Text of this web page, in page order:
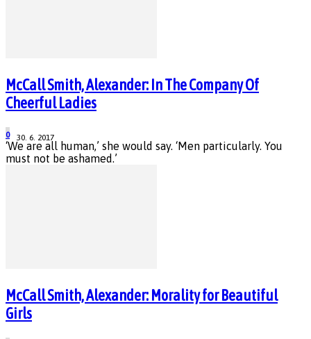
McCall Smith, Alexander: In The Company Of
Cheerful Ladies
30. 6. 2017
0
‘We are all human,’ she would say. ‘Men particularly. You
must not be ashamed.’
McCall Smith, Alexander: Morality for Beautiful
Girls